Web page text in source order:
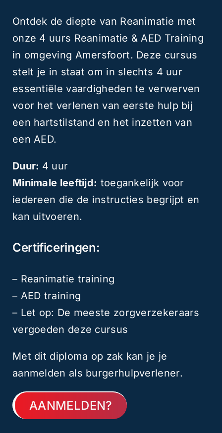
Ontdek de diepte van Reanimatie met
onze 4 uurs Reanimatie & AED Training
in omgeving Amersfoort. Deze cursus
stelt je in staat om in slechts 4 uur
essentiële vaardigheden te verwerven
voor het verlenen van eerste hulp bij
een hartstilstand en het inzetten van
een AED.
Duur: 4 uur
Minimale leeftijd: toegankelijk voor
iedereen die de instructies begrijpt en
kan uitvoeren.
Certificeringen:
– Reanimatie training
– AED training
– Let op: De meeste zorgverzekeraars
vergoeden deze cursus
Met dit diploma op zak kan je je
aanmelden als burgerhulpverlener.
AANMELDEN?